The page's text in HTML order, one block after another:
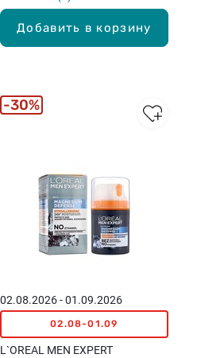
Добавить в корзину
02.08.2026 - 01.09.2026
02.08-01.09
L`OREAL MEN EXPERT
30%